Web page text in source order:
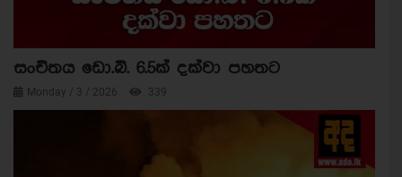
සංචිතය ඩො.බි. 6.5ක් දක්වා පහතට
Monday / 3 / 2026 339